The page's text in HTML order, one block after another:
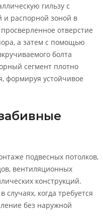
гильзу с
и распорной зоной в
отверстие
а затем с помощью
болта
сегмент плотно
формируя устойчивое
подвесных потолков,
вентиляционных
конструкций.
когда требуется
без наружной